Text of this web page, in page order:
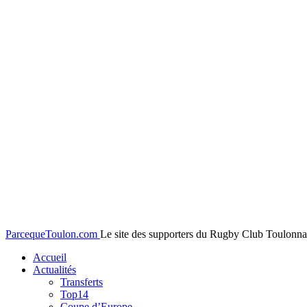
ParcequeToulon.com Le site des supporters du Rugby Club
Accueil
Actualités
Transferts
Top14